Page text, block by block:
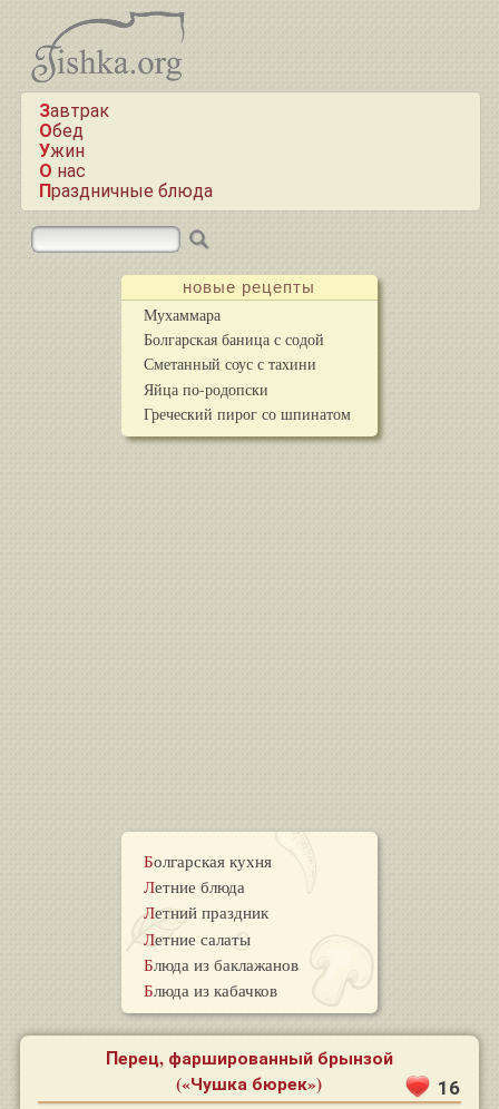
Завтрак
Обед
Ужин
О нас
Праздничные блюда
новые рецепты
Мухаммара
Болгарская баница с содой
Сметанный соус с тахини
Яйца по-родопски
Греческий пирог со шпинатом
Болгарская кухня
Летние блюда
Летний праздник
Летние салаты
Блюда из баклажанов
Блюда из кабачков
Перец, фаршированный брынзой
(«Чушка бюрек») 16